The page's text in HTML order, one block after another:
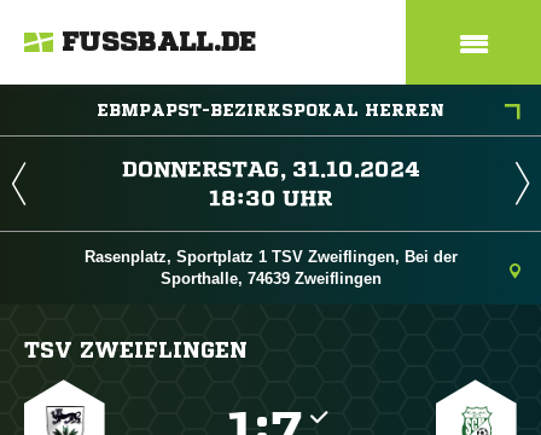
FUSSBALL.DE
EBMPAPST-BEZIRKSPOKAL HERREN
 
 
Rasenplatz, Sportplatz 1 TSV Zweiflingen, Bei der
Sporthalle, 74639 Zweiflingen
TSV ZWEIFLINGEN